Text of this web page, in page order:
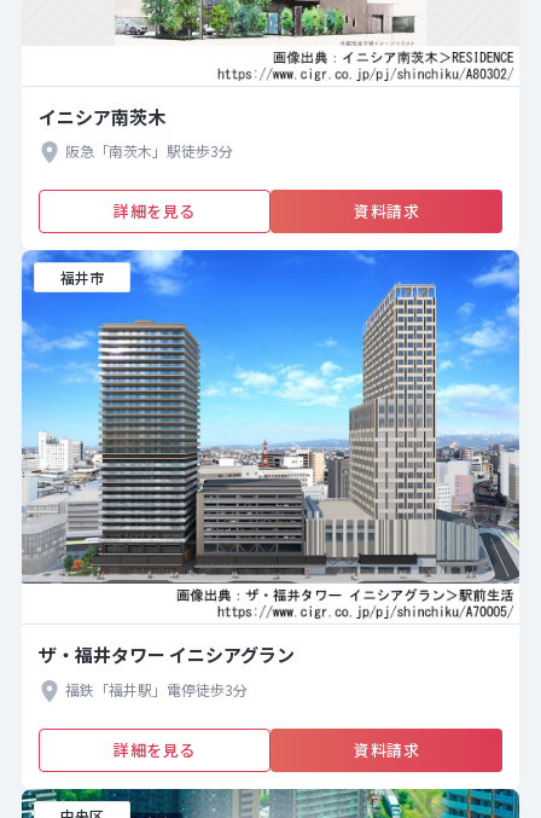
イニシア南茨木
阪急「南茨木」駅徒歩3分
詳細を見る 資料請求
福井市
ザ・福井タワー イニシアグラン
福鉄「福井駅」電停徒歩3分
詳細を見る 資料請求